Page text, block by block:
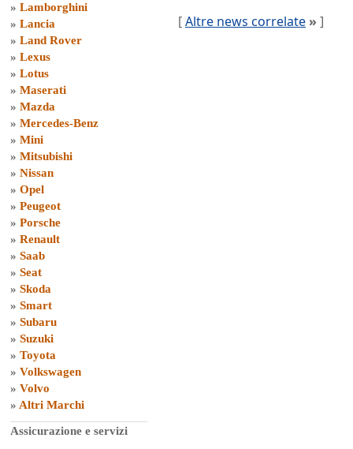
» Lamborghini
» Lancia
» Land Rover
» Lexus
» Lotus
» Maserati
» Mazda
» Mercedes-Benz
» Mini
» Mitsubishi
» Nissan
» Opel
» Peugeot
» Porsche
» Renault
» Saab
» Seat
» Skoda
» Smart
» Subaru
» Suzuki
» Toyota
» Volkswagen
» Volvo
» Altri Marchi
Assicurazione e servizi
[Altre news correlate » ]